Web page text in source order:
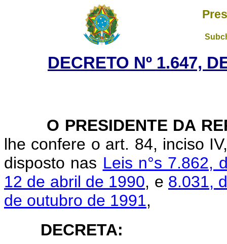
DECRETO Nº 1.647,
O PRESIDENTE DA
lhe confere o art. 84, inciso
disposto nas Leis n°s 7.862,
12 de abril de 1990, e 8.031,
de outubro de 1991,
DECRETA: